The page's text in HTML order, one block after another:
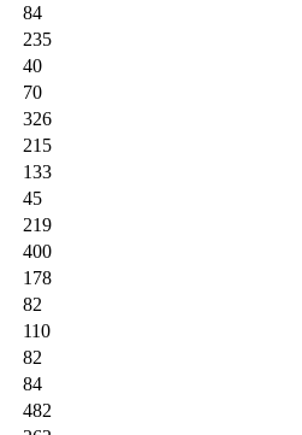
84
235
40
70
326
215
133
45
219
400
178
82
110
82
84
482